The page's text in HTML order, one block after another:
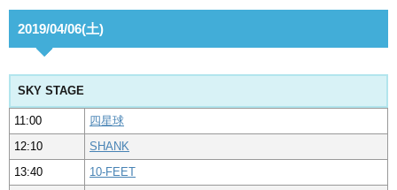
2019/04/06(土)
SKY STAGE
11:00
四星球
12:10
SHANK
13:40
10-FEET